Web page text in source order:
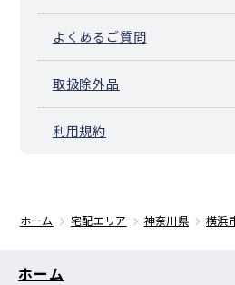
よくあるご質問
取扱除外品
利用規約
ホーム 宅配エリア 神奈川県 横浜
ホーム